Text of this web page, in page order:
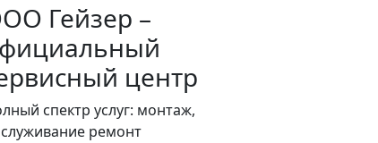
Гейзер –
центр
спектр услуг: монтаж,
ремонт